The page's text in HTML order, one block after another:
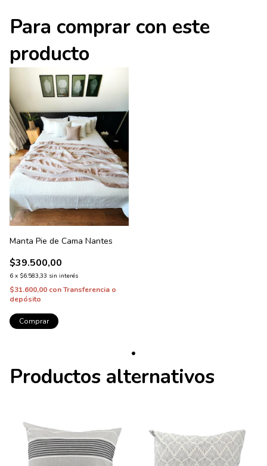
Para comprar con este
producto
Manta Pie de Cama Nantes
$39.500,00
6 x $6.583,33 sin interés
$31.600,00 conTransferencia o
depósito
Comprar
Productos alternativos